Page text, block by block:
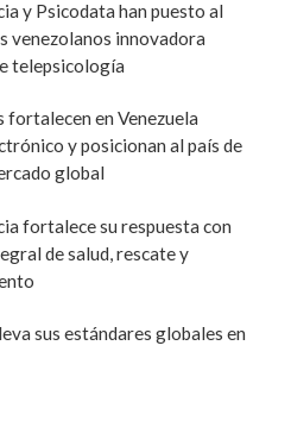
y Psicodata han puesto al
venezolanos innovadora
telepsicología
en Venezuela
y posicionan al país de
global
fortalece su respuesta con
de salud, rescate y
sus estándares globales en